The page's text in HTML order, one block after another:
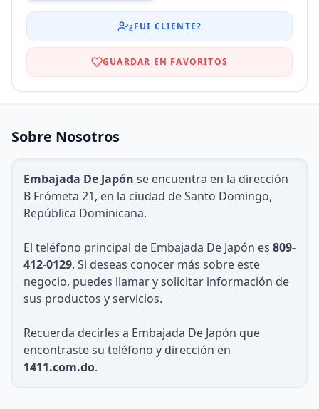
¿FUI CLIENTE?
GUARDAR EN FAVORITOS
Sobre Nosotros
Embajada De Japón se encuentra en la dirección
B Frómeta 21, en la ciudad de Santo Domingo,
República Dominicana.
El teléfono principal de Embajada De Japón es 809-
412-0129. Si deseas conocer más sobre este
negocio, puedes llamar y solicitar información de
sus productos y servicios.
Recuerda decirles a Embajada De Japón que
encontraste su teléfono y dirección en
1411.com.do.